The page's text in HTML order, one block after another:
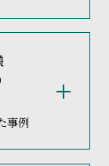
して売上減
いる状況で
さが増して
た同族役員
事例